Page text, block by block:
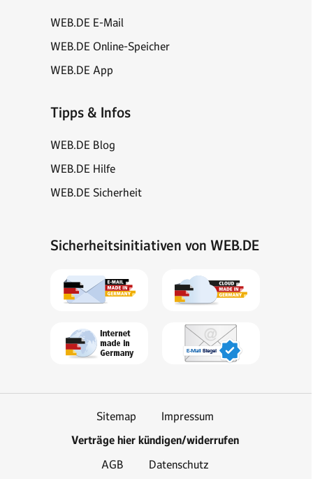
WEB.DE E-Mail
WEB.DE Online-Speicher
WEB.DE App
Tipps & Infos
WEB.DE Blog
WEB.DE Hilfe
WEB.DE Sicherheit
Sicherheitsinitiativen von WEB.DE
Sitemap Impressum
Verträge hier kündigen/widerrufen
AGB Datenschutz